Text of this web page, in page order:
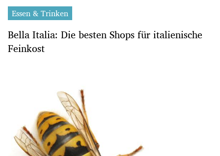
Essen & Trinken
Bella Italia: Die besten Shops für italienische
Feinkost